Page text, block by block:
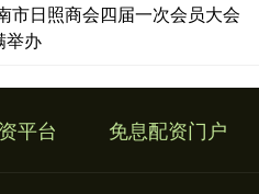
市日照商会四届一次会员大会
举办
平台 免息配资门户